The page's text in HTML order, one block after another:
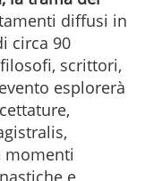
diffusi in
circa 90
scrittori,
esplorerà
momenti
e